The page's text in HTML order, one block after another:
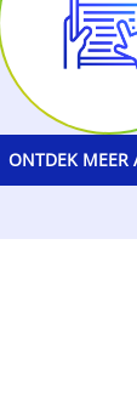
ONTDEK MEER